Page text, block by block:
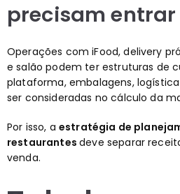
precisam
Operações com iFood, delivery
e salão podem ter estruturas de
plataforma, embalagens,
ser consideradas no cálculo da
Por isso, a estratégia de
restaurantes deve separar
venda.